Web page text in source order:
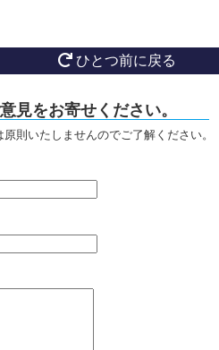
ひとつ前に戻る
見をお寄せください。
則いたしませんのでご了解ください。